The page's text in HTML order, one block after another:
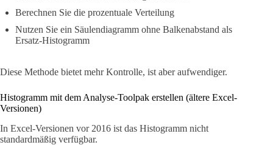
Berechnen Sie die prozentuale Verteilung
Nutzen Sie ein Säulendiagramm ohne Balkenabstand als
Ersatz-Histogramm
Diese Methode bietet mehr Kontrolle, ist aber aufwendiger.
Histogramm mit dem Analyse-Toolpak erstellen (ältere Excel-
Versionen)
In Excel-Versionen vor 2016 ist das Histogramm nicht
standardmäßig verfügbar.